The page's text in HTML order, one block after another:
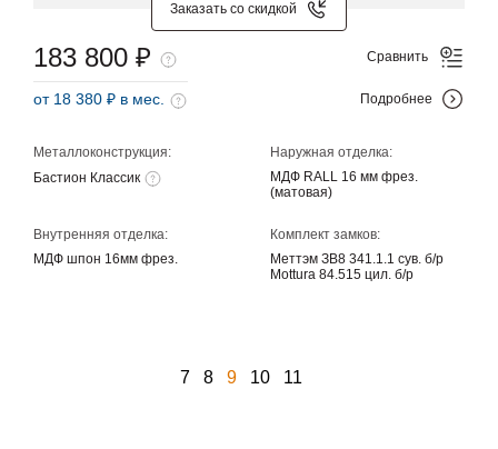
Заказать со скидкой
Металлоконструкция:
Бастион Классик
Наружная отделка:
МДФ RALL 16 мм фрез.
(матовая)
Внутренняя отделка:
МДФ шпон 16мм фрез.
Комплект замков:
Меттэм ЗВ8 341.1.1 сув. б/р
Mottura 84.515 цил. б/р
183 800 ₽
от 18 380 ₽ в мес.
Сравнить
Подробнее
7 8 9 10 11